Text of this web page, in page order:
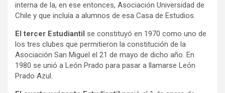
interna de la, en ese entonces, Asociación Universidad de
Chile y que incluía a alumnos de esa Casa de Estudios.
El tercer Estudiantil se constituyó en 1970 como uno de
los tres clubes que permitieron la constitución de la
Asociación San Miguel el 21 de mayo de dicho año. En
1980 se unió a León Prado para pasar a llamarse León
Prado Azul.